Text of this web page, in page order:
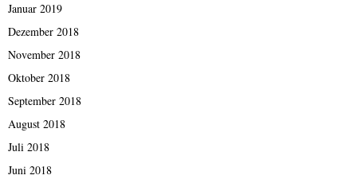
Januar 2019
Dezember 2018
November 2018
Oktober 2018
September 2018
August 2018
Juli 2018
Juni 2018